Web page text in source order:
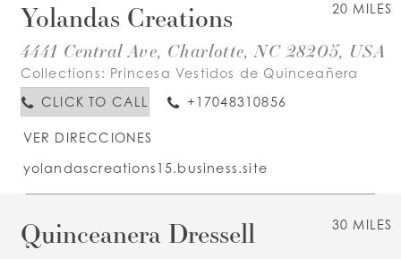
20 MILES
Yolandas Creations
4441 Central Ave, Charlotte, NC 28205, USA
Collections: Princesa Vestidos de Quinceañera
CLICK TO CALL
+17048310856
VER DIRECCIONES
yolandascreations15.business.site
30 MILES
Quinceanera Dressell